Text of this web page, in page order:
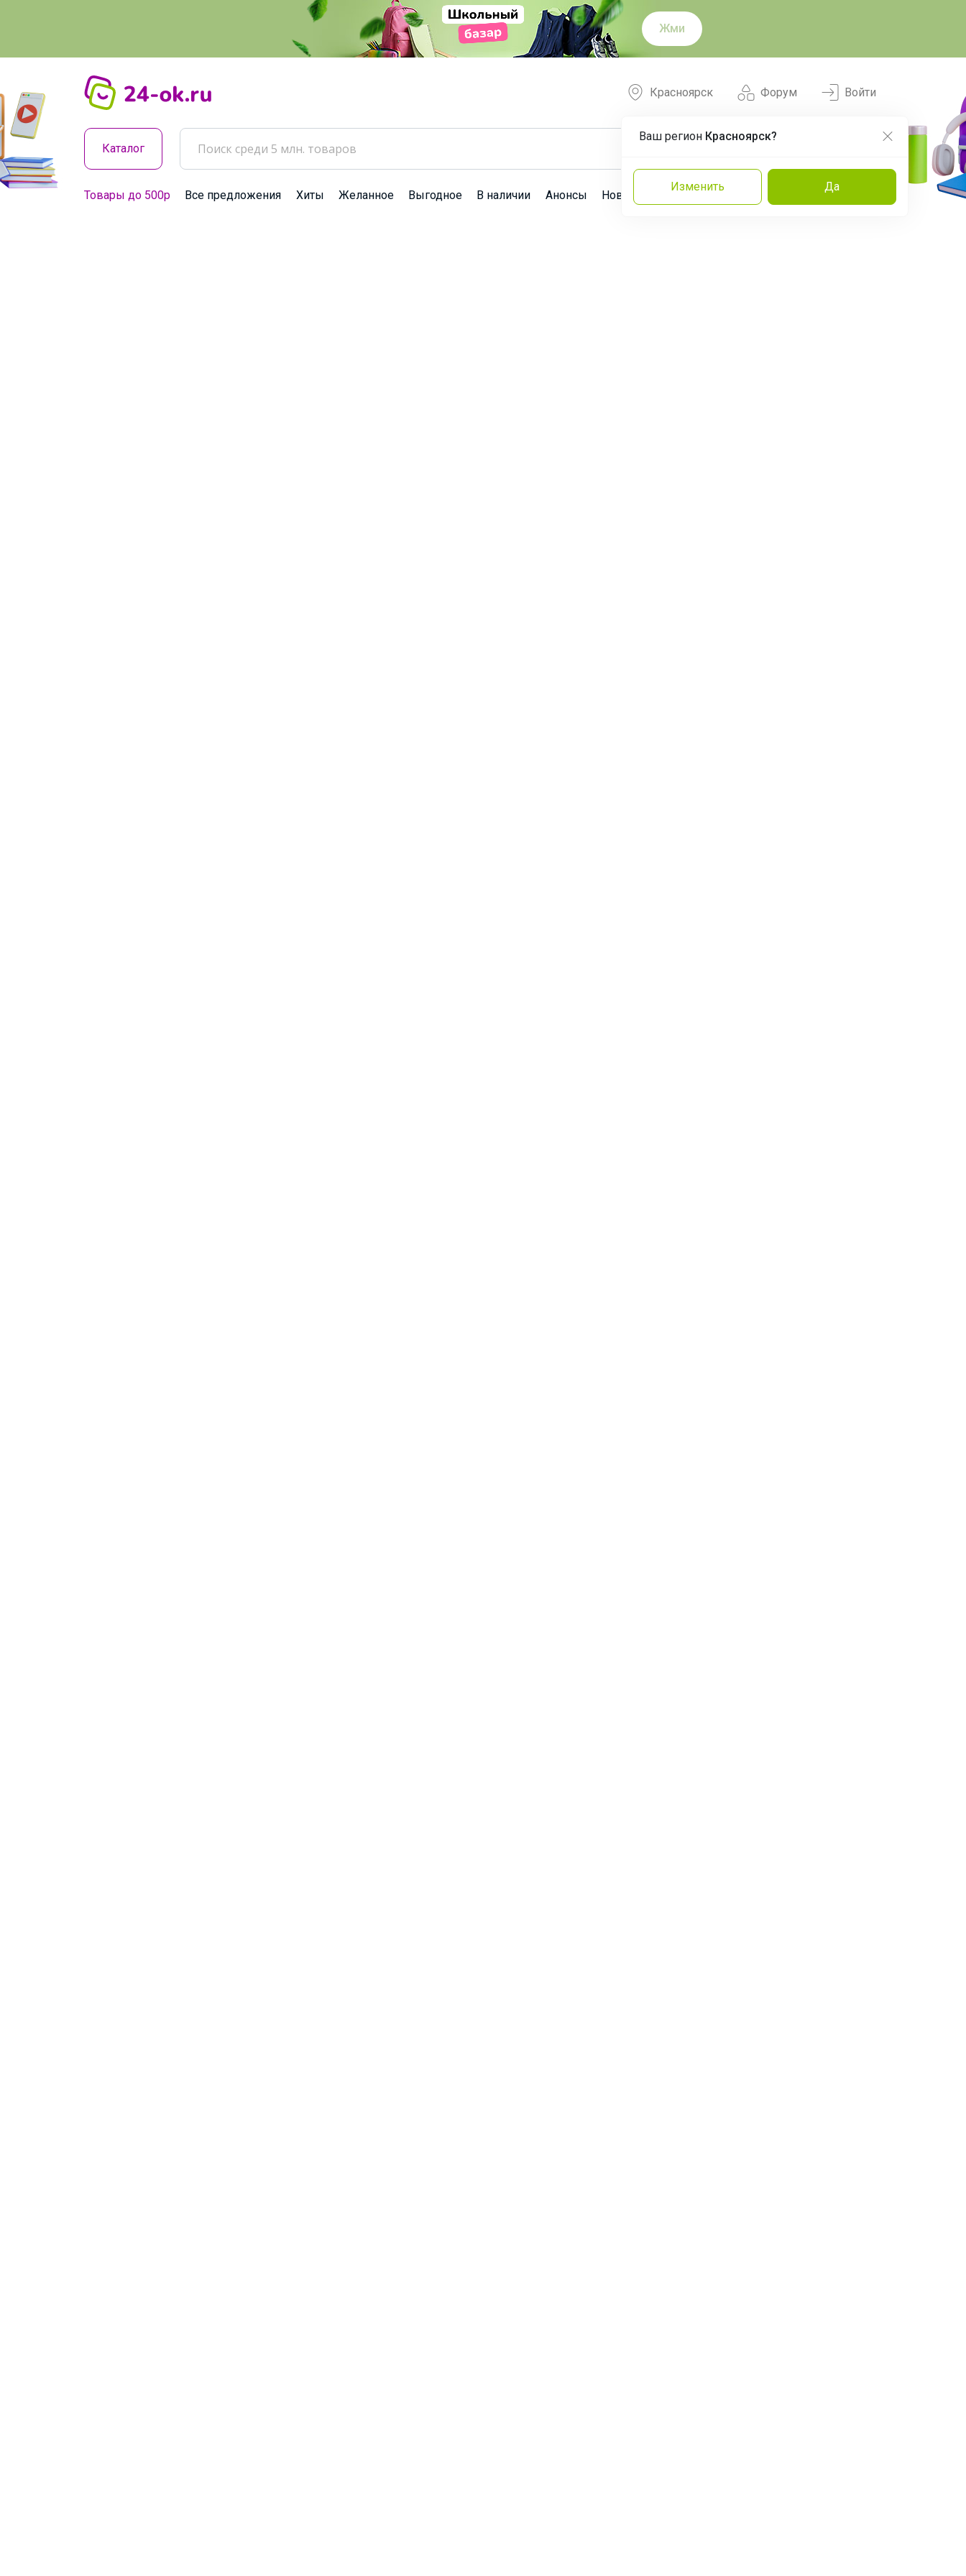
Жми
Форум
Красноярск
Ваш регион Красноярск?
Изменить Да
Войти
Каталог
Товары до 500р Все предложения Хиты Желанное Выгодное В наличии Анонсы Новости Команда Эксперты